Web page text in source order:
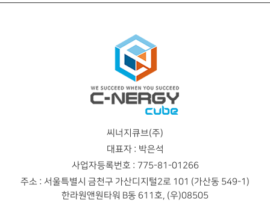
씨너지큐브(주)
대표자 : 박은석
사업자등록번호 : 775-81-01266
주소 : 서울특별시 금천구 가산디지털2로 101 (가산동 549-1)
한라원앤원타워 B동 611호, (우)08505